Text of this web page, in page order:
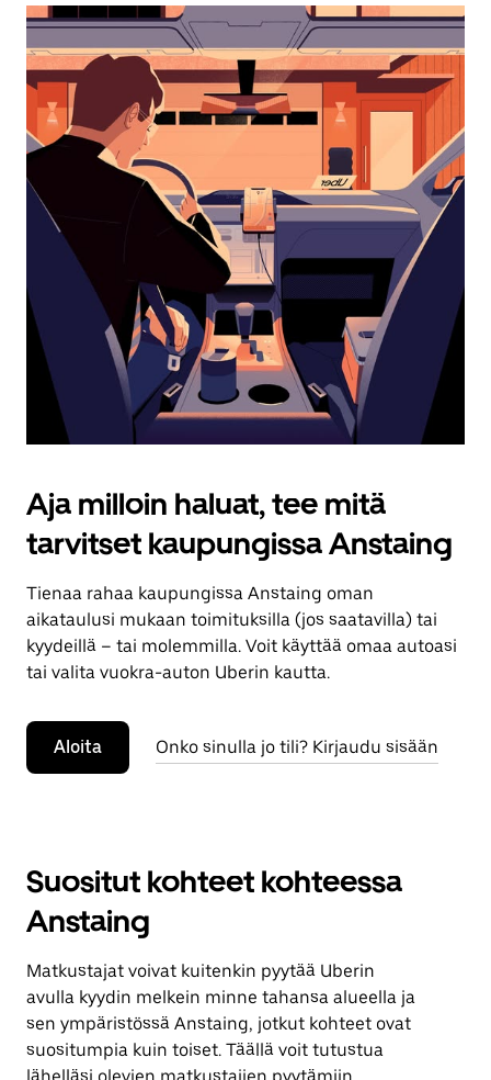
Sulje
Esc-
painikkeella.
Aja milloin haluat, tee mitä
tarvitset kaupungissa Anstaing
Tienaa rahaa kaupungissa Anstaing oman
aikataulusi mukaan toimituksilla (jos saatavilla) tai
kyydeillä – tai molemmilla. Voit käyttää omaa autoasi
tai valita vuokra-auton Uberin kautta.
Aloita Onko sinulla jo tili? Kirjaudu sisään
Suositut kohteet kohteessa
Anstaing
Matkustajat voivat kuitenkin pyytää Uberin
avulla kyydin melkein minne tahansa alueella ja
sen ympäristössä Anstaing, jotkut kohteet ovat
suositumpia kuin toiset. Täällä voit tutustua